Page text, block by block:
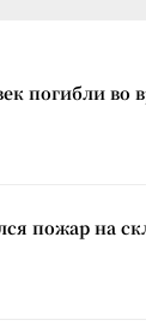
погибли во
пожар на